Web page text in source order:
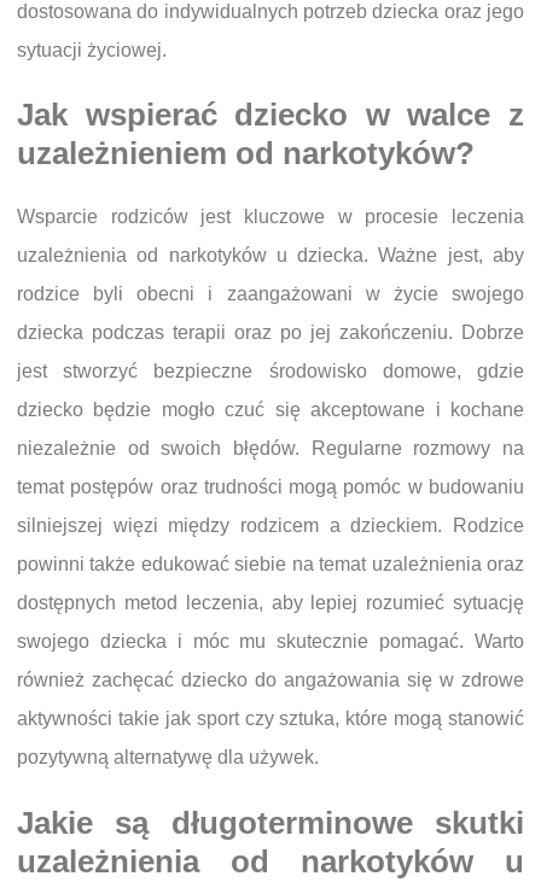
dostosowana do indywidualnych potrzeb dziecka oraz jego
sytuacji życiowej.
Jak wspierać dziecko w walce z
uzależnieniem od narkotyków?
Wsparcie rodziców jest kluczowe w procesie leczenia
uzależnienia od narkotyków u dziecka. Ważne jest, aby
rodzice byli obecni i zaangażowani w życie swojego
dziecka podczas terapii oraz po jej zakończeniu. Dobrze
jest stworzyć bezpieczne środowisko domowe, gdzie
dziecko będzie mogło czuć się akceptowane i kochane
niezależnie od swoich błędów. Regularne rozmowy na
temat postępów oraz trudności mogą pomóc w budowaniu
silniejszej więzi między rodzicem a dzieckiem. Rodzice
powinni także edukować siebie na temat uzależnienia oraz
dostępnych metod leczenia, aby lepiej rozumieć sytuację
swojego dziecka i móc mu skutecznie pomagać. Warto
również zachęcać dziecko do angażowania się w zdrowe
aktywności takie jak sport czy sztuka, które mogą stanowić
pozytywną alternatywę dla używek.
Jakie są długoterminowe skutki
uzależnienia od narkotyków u